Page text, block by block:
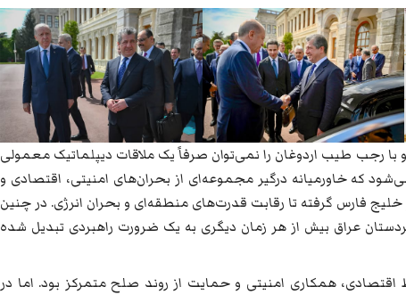
او با رجب طیب اردوغان را نمی‌توان صرفاً یک ملاقات دیپلماتیک معمولی
که خاورمیانه درگیر مجموعه‌ای از بحران‌های امنیتی، اقتصادی و
فارس گرفته تا رقابت قدرت‌های منطقه‌ای و بحران انرژی. در چنین
کردستان عراق بیش از هر زمان دیگری به یک ضرورت راهبردی تبدیل شده
اقتصادی، همکاری امنیتی و حمایت از روند صلح متمرکز بود. اما در